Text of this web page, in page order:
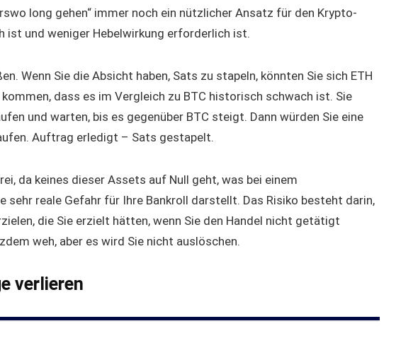
long gehen“ immer noch ein nützlicher Ansatz für den Krypto-
ist und weniger Hebelwirkung erforderlich ist.
Wenn Sie die Absicht haben, Sats zu stapeln, könnten Sie sich ETH
dass es im Vergleich zu BTC historisch schwach ist. Sie
und warten, bis es gegenüber BTC steigt. Dann würden Sie eine
Auftrag erledigt – Sats gestapelt.
da keines dieser Assets auf Null geht, was bei einem
sehr reale Gefahr für Ihre Bankroll darstellt. Das Risiko besteht darin,
die Sie erzielt hätten, wenn Sie den Handel nicht getätigt
weh, aber es wird Sie nicht auslöschen.
verlieren